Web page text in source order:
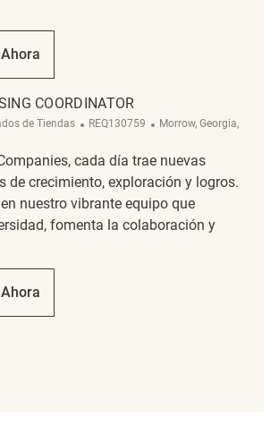
Coordinator REQ142631
Coordinator
COORDINATOR
de Tiendas ReqId
REQ130759 Ubicación
Morrow, Georgia,
cada día trae nuevas
de crecimiento, exploración y logros.
nuestro vibrante equipo que
fomenta la colaboración y
Coordinator REQ130759
Coordinator